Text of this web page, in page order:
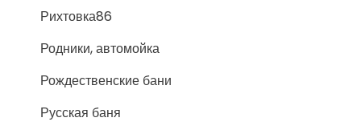
Рихтовка86
Родники, автомойка
Рождественские бани
Русская баня